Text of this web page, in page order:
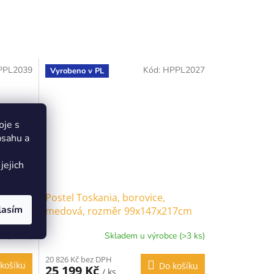
s
a
Vyrobeno v PL
Postel Toskania, borovice,
medová, rozměr 99x147x217cm
Skladem u výrobce (>3 ks)
20 826 Kč bez DPH
25 199 Kč / ks
Do košíku
Kód: HPPL2027